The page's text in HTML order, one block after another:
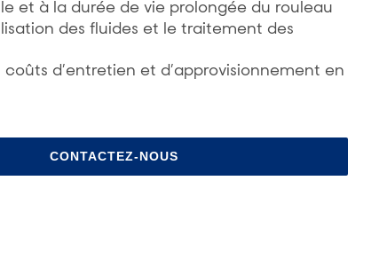
et à la durée de vie prolongée du rouleau
des fluides et le traitement des
coûts d’entretien et d’approvisionnement en
CONTACTEZ-NOUS